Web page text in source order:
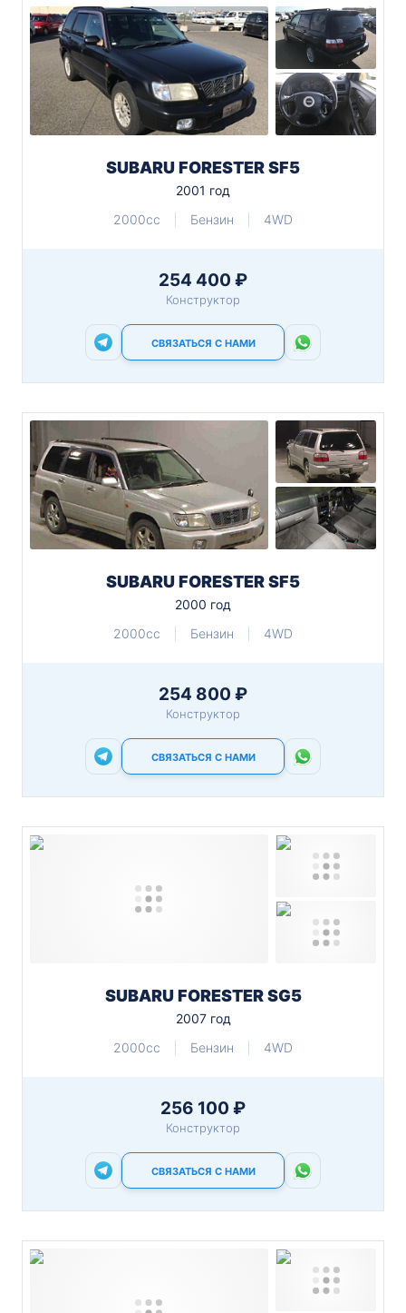
SUBARU FORESTER SF5
2001 год
2000cc
Бензин 4WD
254 400 ₽
Конструктор
СВЯЗАТЬСЯ С НАМИ
SUBARU FORESTER SF5
2000 год
2000cc
Бензин 4WD
254 800 ₽
Конструктор
СВЯЗАТЬСЯ С НАМИ
SUBARU FORESTER SG5
2007 год
2000cc
Бензин 4WD
256 100 ₽
Конструктор
СВЯЗАТЬСЯ С НАМИ